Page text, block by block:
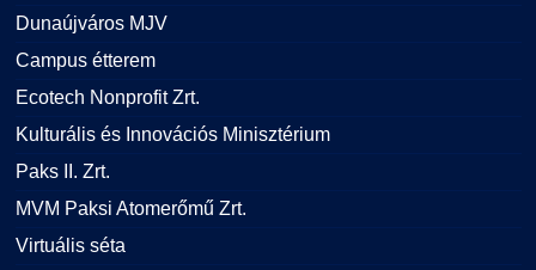
Dunaújváros MJV
Campus étterem
Ecotech Nonprofit Zrt.
Kulturális és Innovációs Minisztérium
Paks II. Zrt.
MVM Paksi Atomerőmű Zrt.
Virtuális séta